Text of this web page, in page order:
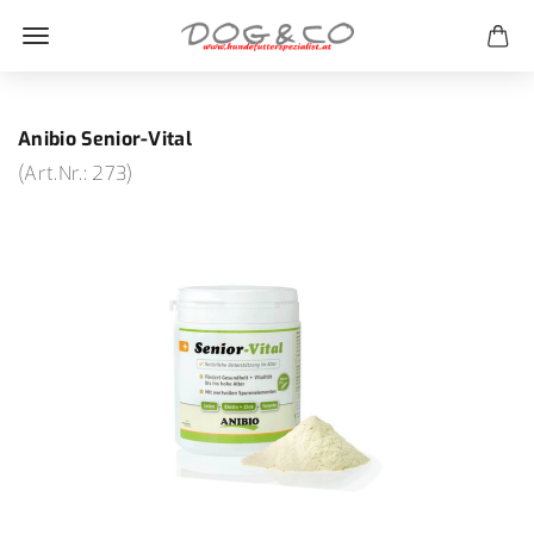
Anibio Senior-Vital
(Art.Nr.: 273)